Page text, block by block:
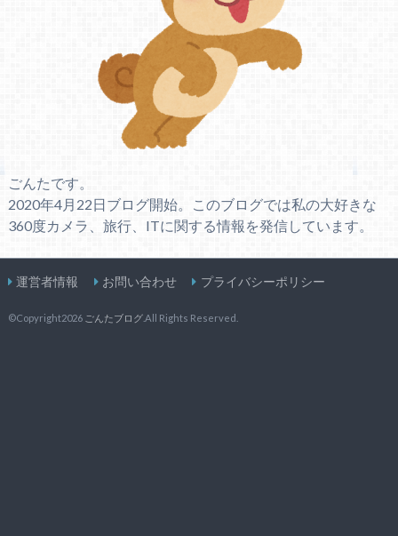
ごんたです。
2020年4月22日ブログ開始。このブログでは私の大好きな
360度カメラ、旅行、ITに関する情報を発信しています。
運営者情報 お問い合わせ プライバシーポリシー
©Copyright2026 ごんたブログ.All Rights Reserved.